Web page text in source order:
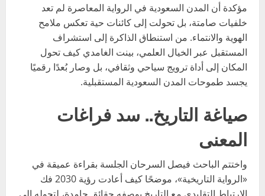
مؤكدة أن المدن السعودية في الرواية المعاصرة لم تعد
خلفيات صامتة، بل تحولت إلى كائنات حية تعكس ملامح
الهوية والانتماء. من استنطاق الذاكرة إلى استشراف
المستقبل عبر الخيال العلمي، بينت الغامدي كيف تحول
المكان إلى أداة ترويج سياحي وثقافي، بل وصار بُعدًا رقميًا
يجسد طموحات المدن السعودية المستقبلية.
صياغة التاريخ.. سد فراغات
المعنى
واختتم الباحث فيصل السرحان الجلسة بقراءة عميقة في
«الرواية التاريخية»، موضحًا كيف أعادت رؤية 2030 فك